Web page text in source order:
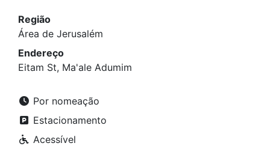
Região
Área de Jerusalém
Endereço
Eitam St, Ma'ale Adumim
Por nomeação
Estacionamento
Acessível